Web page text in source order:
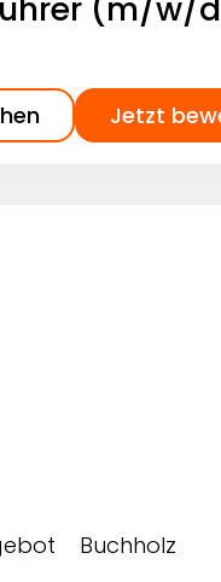
Jetzt
Buchholz